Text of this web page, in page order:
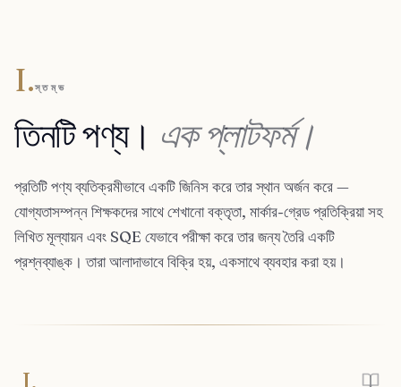
I.স্তম্ভ
তিনটি পণ্য। এক প্লাটফর্ম।
প্রতিটি পণ্য ব্যতিক্রমীভাবে একটি জিনিস করে তার স্থান অর্জন করে —
যোগ্যতাসম্পন্ন শিক্ষকদের সাথে শেখানো বক্তৃতা, মার্কার-গ্রেড প্রতিক্রিয়া সহ
লিখিত মূল্যায়ন এবং SQE যেভাবে পরীক্ষা করে তার জন্য তৈরি একটি
প্রশ্নব্যাঙ্ক। তারা আলাদাভাবে বিক্রি হয়, একসাথে ব্যবহার করা হয়।
I.